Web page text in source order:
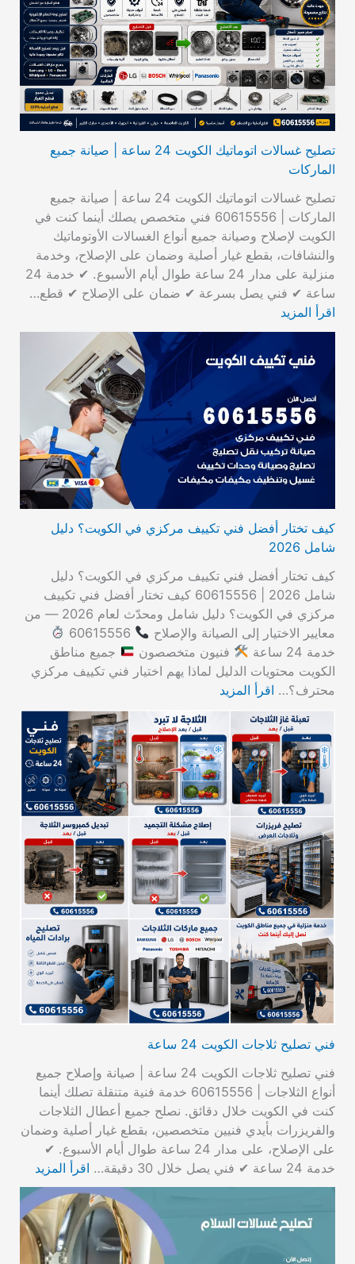
تصليح غسالات اتوماتيك الكويت 24 ساعة | صيانة جميع
الماركات
تصليح غسالات اتوماتيك الكويت 24 ساعة | صيانة جميع
الماركات | 60615556 فني متخصص يصلك أينما كنت في
الكويت لإصلاح وصيانة جميع أنواع الغسالات الأوتوماتيك
والنشافات، بقطع غيار أصلية وضمان على الإصلاح، وخدمة
منزلية على مدار 24 ساعة طوال أيام الأسبوع. ✔ خدمة 24
ساعة ✔ فني يصل بسرعة ✔ ضمان على الإصلاح ✔ قطع…
اقرأ المزيد
كيف تختار أفضل فني تكييف مركزي في الكويت؟ دليل
شامل 2026
كيف تختار أفضل فني تكييف مركزي في الكويت؟ دليل
شامل 2026 | 60615556 كيف تختار أفضل فني تكييف
مركزي في الكويت؟ دليل شامل ومحدّث لعام 2026 — من
معايير الاختيار إلى الصيانة والإصلاح
خدمة 24 ساعة
فنيون متخصصون
جميع مناطق
الكويت محتويات الدليل لماذا يهم اختيار فني تكييف مركزي
محترف؟… اقرأ المزيد
فني تصليح ثلاجات الكويت 24 ساعة
فني تصليح ثلاجات الكويت 24 ساعة | صيانة وإصلاح جميع
أنواع الثلاجات | 60615556 خدمة فنية متنقلة تصلك أينما
كنت في الكويت خلال دقائق. نصلح جميع أعطال الثلاجات
والفريزرات بأيدي فنيين متخصصين، بقطع غيار أصلية وضمان
على الإصلاح، على مدار 24 ساعة طوال أيام الأسبوع. ✔
خدمة 24 ساعة ✔ فني يصل خلال 30 دقيقة…
اقرأ المزيد